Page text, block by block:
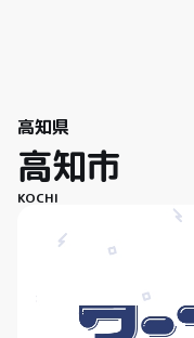
高知県
高知市
KOCHI